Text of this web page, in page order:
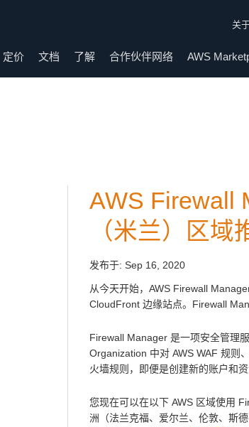
关
定价 文档 了解 合作伙伴网络 AWS
AWS Firewall
（米兰）区域
发布于: Sep 16, 2020
从今天开始，AWS Firewall
CloudFront 边缘站点。Firewall
Firewall Manager 是一项安全管理
Organization 中对 AWS WAF 规则
火墙规则，即便是创建新的账户和资
您现在可以在以下 AWS 区域使用
洲（法兰克福、爱尔兰、伦敦、斯